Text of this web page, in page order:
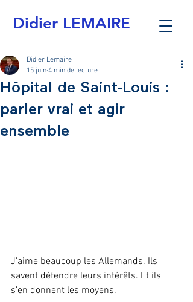
Didier LEMAIRE
Hôpital de Saint-Louis :
parler vrai et agir
ensemble
Didier Lemaire
15 juin 4 min de lecture
J'aime beaucoup les Allemands. Ils
savent défendre leurs intérêts. Et ils
s’en donnent les moyens.